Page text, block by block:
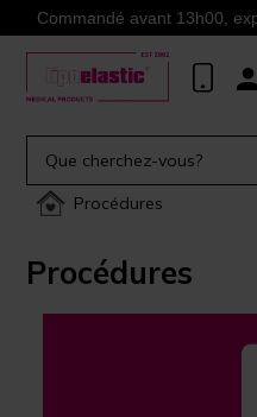
Commandé avant 13h00,
Procédures
Procédures